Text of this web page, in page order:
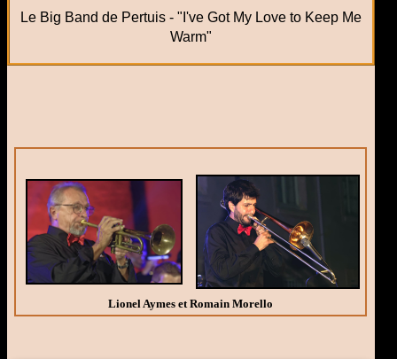
Le Big Band de Pertuis - "I've Got My Love to Keep Me
Warm"
Lionel Aymes et Romain Morello